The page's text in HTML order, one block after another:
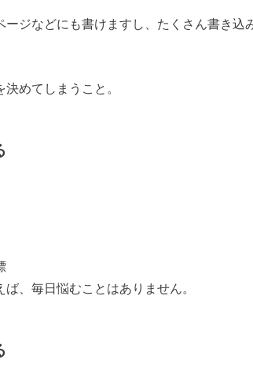
ージなどにも書けますし、たくさん書き込
めてしまうこと。
、毎日悩むことはありません。